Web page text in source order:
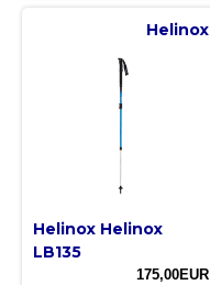
Helinox
Helinox Helinox
LB135
175,00EUR